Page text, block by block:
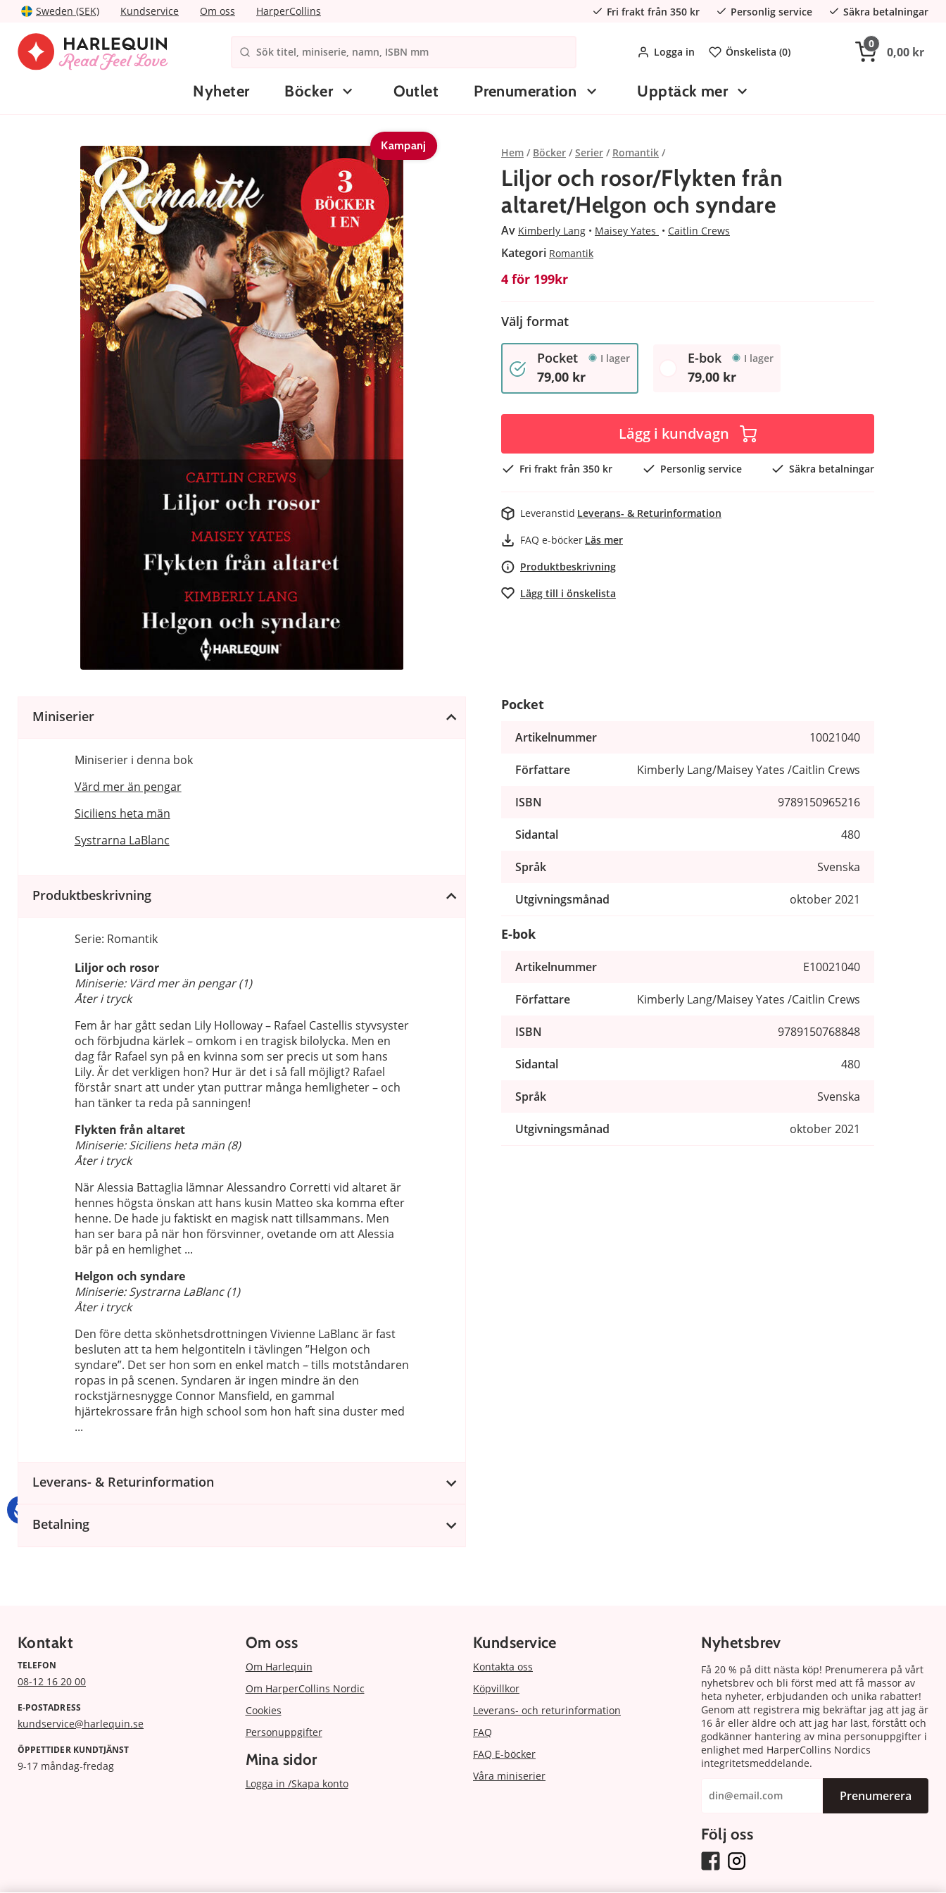
Sweden (SEK) Kundservice Om oss HarperCollins Fri frakt från 350 kr Personlig service Säkra betalningar
Logga in Önskelista (0)
0
0,00 kr
Nyheter Böcker Outlet Prenumeration Upptäck mer
Kampanj
Hem Böcker Serier Romantik
Liljor och rosor/Flykten från
altaret/Helgon och syndare
Av Kimberly Lang Maisey Yates Caitlin Crews
Kategori Romantik
4 för 199kr
Välj format
Pocket I lager
79,00 kr
E-bok I lager
79,00 kr
Lägg i kundvagn
Fri frakt från 350 kr Personlig service Säkra betalningar
Leveranstid Leverans- & Returinformation
FAQ e-böcker Läs mer
Produktbeskrivning
Lägg till i önskelista
Miniserier
Miniserier i denna bok
Värd mer än pengar
Siciliens heta män
Systrarna LaBlanc
Produktbeskrivning
Serie: Romantik
Liljor och rosor
Miniserie: Värd mer än pengar (1)
Åter i tryck
Fem år har gått sedan Lily Holloway – Rafael Castellis styvsyster
och förbjudna kärlek – omkom i en tragisk bilolycka. Men en
dag får Rafael syn på en kvinna som ser precis ut som hans
Lily. Är det verkligen hon? Hur är det i så fall möjligt? Rafael
förstår snart att under ytan puttrar många hemligheter – och
han tänker ta reda på sanningen!
Flykten från altaret
Miniserie: Siciliens heta män (8)
Åter i tryck
När Alessia Battaglia lämnar Alessandro Corretti vid altaret är
hennes högsta önskan att hans kusin Matteo ska komma efter
henne. De hade ju faktiskt en magisk natt tillsammans. Men
han ser bara på när hon försvinner, ovetande om att Alessia
bär på en hemlighet ...
Helgon och syndare
Miniserie: Systrarna LaBlanc (1)
Åter i tryck
Den före detta skönhetsdrottningen Vivienne LaBlanc är fast
besluten att ta hem helgontiteln i tävlingen ”Helgon och
syndare”. Det ser hon som en enkel match – tills motståndaren
ropas in på scenen. Syndaren är ingen mindre än den
rockstjärnesnygge Connor Mansfield, en gammal
hjärtekrossare från high school som hon haft sina duster med
...
Leverans- & Returinformation
Betalning
Pocket
Artikelnummer 10021040
Författare Kimberly Lang/Maisey Yates /Caitlin Crews
ISBN 9789150965216
Sidantal 480
Språk Svenska
Utgivningsmånad oktober 2021
E-bok
Artikelnummer E10021040
Författare Kimberly Lang/Maisey Yates /Caitlin Crews
ISBN 9789150768848
Sidantal 480
Språk Svenska
Utgivningsmånad oktober 2021
Kontakt
TELEFON
08-12 16 20 00
E-POSTADRESS
kundservice@harlequin.se
ÖPPETTIDER KUNDTJÄNST
9-17 måndag-fredag
Om oss
Om Harlequin
Om HarperCollins Nordic
Cookies
Personuppgifter
Mina sidor
Logga in /Skapa konto
Kundservice
Kontakta oss
Köpvillkor
Leverans- och returinformation
FAQ
FAQ E-böcker
Våra miniserier
Nyhetsbrev
Få 20 % på ditt nästa köp! Prenumerera på vårt
nyhetsbrev och bli först med att få massor av
heta nyheter, erbjudanden och unika rabatter!
Genom att registrera mig bekräftar jag att jag är
16 år eller äldre och att jag har läst, förstått och
godkänner hantering av mina personuppgifter i
enlighet med HarperCollins Nordics
integritetsmeddelande.
Prenumerera
Följ oss